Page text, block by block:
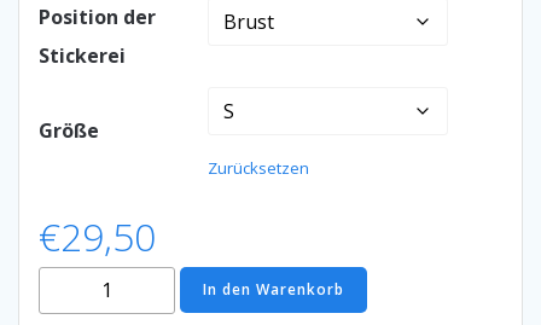
Position der
Stickerei
Größe
Zurücksetzen
€29,50
Hooded
Sweat
In den Warenkorb